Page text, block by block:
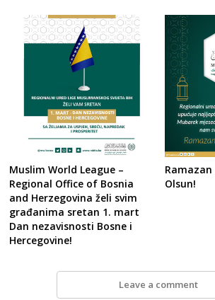
Muslim World League –
Regional Office of Bosnia
and Herzegovina želi svim
građanima sretan 1. mart
Dan nezavisnosti Bosne i
Hercegovine!
Olsun!
Leave a comment